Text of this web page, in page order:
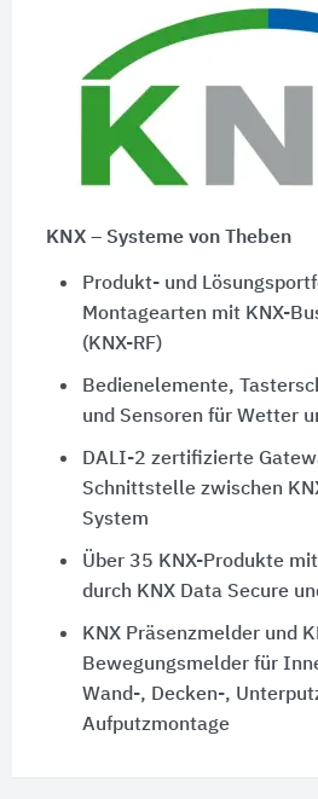
KNX – Systeme von Theben
Produkt- und
Montagearten mit KNX-
(KNX-RF)
Bedienelemente,
und Sensoren für Wetter
DALI-2 zertifizierte
Schnittstelle zwischen
System
Über 35 KNX-Produkte
durch KNX Data Secure
KNX Präsenzmelder und
Bewegungsmelder für
Wand-, Decken-,
Aufputzmontage